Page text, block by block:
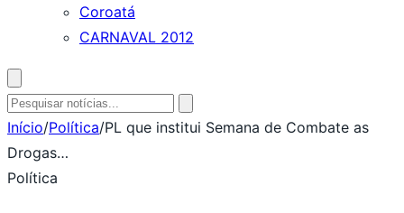
Coroatá
CARNAVAL 2012
busca
Pesquisar
por:
Início/Política/PL que institui Semana de Combate as
Drogas…
Política